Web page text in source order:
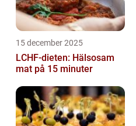
15 december 2025
LCHF-dieten: Hälsosam
mat på 15 minuter